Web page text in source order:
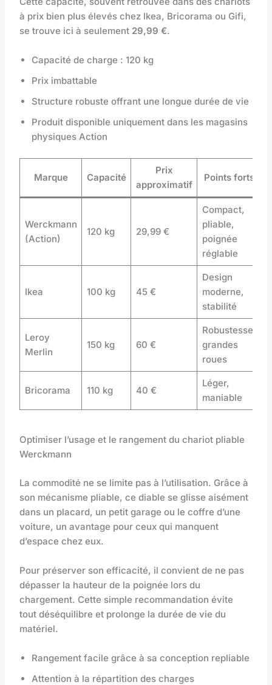
à prix bien plus élevés chez Ikea, Bricorama ou Gifi,
se trouve ici à seulement 29,99 €.
Capacité de charge : 120 kg
Prix imbattable
Structure robuste offrant une longue durée de vie
Produit disponible uniquement dans les magasins
physiques Action
Marque Capacité
Prix
approximatif
Points forts
Werckmann
(Action)
120 kg 29,99 €
Compact,
pliable,
poignée
réglable
Ikea 100 kg 45 €
Design
moderne,
stabilité
Leroy
Merlin
150 kg 60 €
Robustesse,
grandes
roues
Bricorama 110 kg 40 €
Léger,
maniable
Optimiser l’usage et le rangement du chariot pliable
Werckmann
La commodité ne se limite pas à l’utilisation. Grâce à
son mécanisme pliable, ce diable se glisse aisément
dans un placard, un petit garage ou le coffre d’une
voiture, un avantage pour ceux qui manquent
d’espace chez eux.
Pour préserver son efficacité, il convient de ne pas
dépasser la hauteur de la poignée lors du
chargement. Cette simple recommandation évite
tout déséquilibre et prolonge la durée de vie du
matériel.
Rangement facile grâce à sa conception repliable
Attention à la répartition des charges